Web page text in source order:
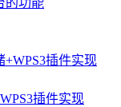
的功能
插件实现